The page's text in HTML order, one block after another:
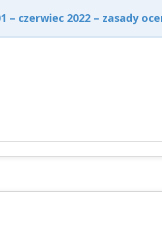
– czerwiec 2022 – zasady